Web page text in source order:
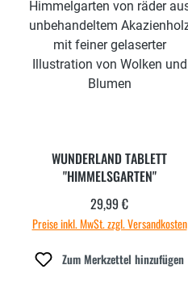
WUNDERLAND TABLETT
"HIMMELSGARTEN"
Regulärer Preis:
29,99 €
Preise inkl. MwSt. zzgl. Versandkosten
Zum Merkzettel hinzufügen